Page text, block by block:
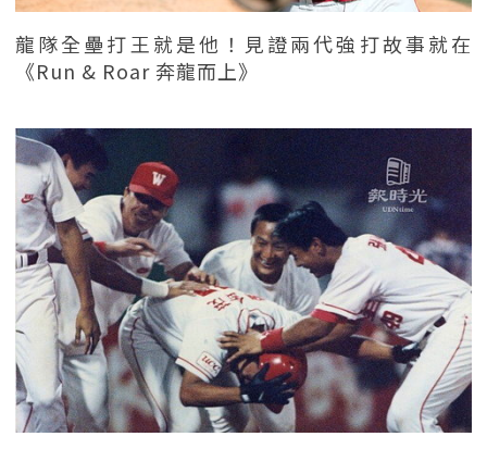
龍隊全壘打王就是他！見證兩代強打故事就在
《Run & Roar 奔龍而上》